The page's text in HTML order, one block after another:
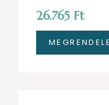
26.765 Ft